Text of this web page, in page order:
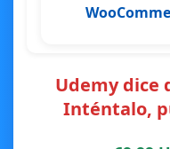
Udemy dice
Inténtalo,